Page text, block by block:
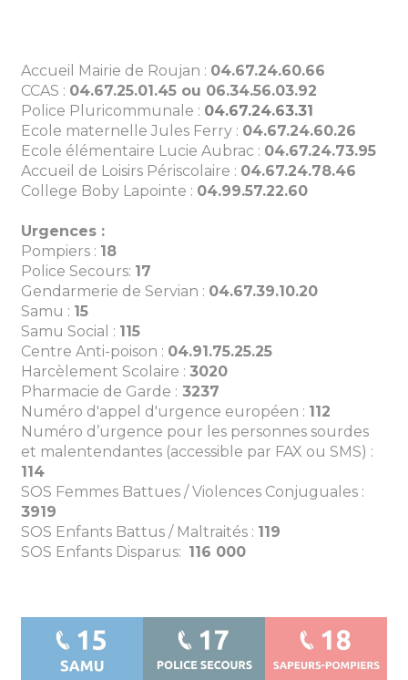
Accueil Mairie de Roujan : 04.67.24.60.66
CCAS : 04.67.25.01.45 ou 06.34.56.03.92
Police Pluricommunale : 04.67.24.63.31
Ecole maternelle Jules Ferry : 04.67.24.60.26
Ecole élémentaire Lucie Aubrac : 04.67.24.73.95
Accueil de Loisirs Périscolaire : 04.67.24.78.46
College Boby Lapointe : 04.99.57.22.60
Urgences :
Pompiers : 18
Police Secours: 17
Gendarmerie de Servian : 04.67.39.10.20
Samu : 15
Samu Social : 115
Centre Anti-poison : 04.91.75.25.25
Harcèlement Scolaire : 3020
Pharmacie de Garde : 3237
Numéro d'appel d'urgence européen : 112
Numéro d’urgence pour les personnes sourdes
et malentendantes (accessible par FAX ou SMS) :
114
SOS Femmes Battues / Violences Conjuguales :
3919
SOS Enfants Battus / Maltraités : 119
SOS Enfants Disparus: 116 000